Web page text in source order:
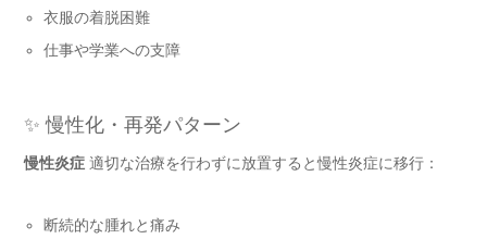
衣服の着脱困難
仕事や学業への支障
✨ 慢性化・再発パターン
慢性炎症 適切な治療を行わずに放置すると慢性炎症に移行：
断続的な腫れと痛み